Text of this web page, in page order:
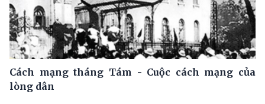
Cách mạng tháng Tám - Cuộc cách mạng của
lòng dân